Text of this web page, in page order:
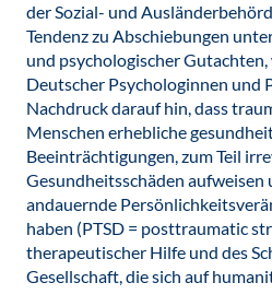
der Sozial- und
Tendenz zu Abschiebungen
und psychologischer
Deutscher Psychologinnen und
Nachdruck darauf hin, dass
Menschen erhebliche
Beeinträchtigungen, zum Teil
Gesundheitsschäden aufweisen
andauernde
haben (PTSD = posttraumatic
therapeutischer Hilfe und des
Gesellschaft, die sich auf